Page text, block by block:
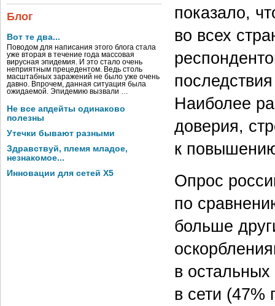
Блог
Вот те два...
Поводом для написания этого блога стала
уже вторая в течение года массовая
вирусная эпидемия. И это стало очень
неприятным прецедентом. Ведь столь
масштабных заражений не было уже очень
давно. Впрочем, данная ситуация была
ожидаемой. Эпидемию вызвали …
Не все апдейты одинаково
полезны
Утечки бывают разными
Здравствуй, племя младое,
незнакомое...
Инновации для сетей X5
показало,
во всех
Наиболее
доверия,
к
Опрос
по
больше
в
в сети (47%